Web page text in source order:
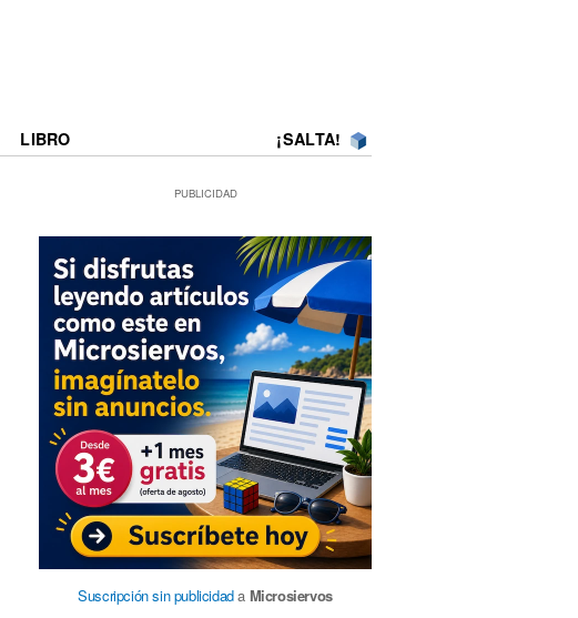
LIBRO ¡SALTA!
PUBLICIDAD
Suscripción sin publicidada Microsiervos